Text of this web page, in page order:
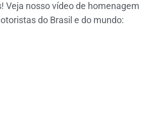
Veja nosso vídeo de homenagem
do Brasil e do mundo: